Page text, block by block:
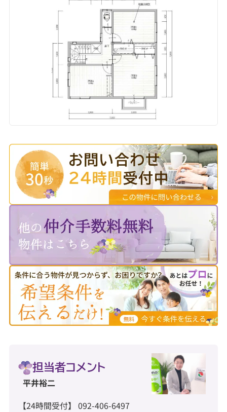
担当者コメント
平井裕二
【24時間受付】 092-406-6497